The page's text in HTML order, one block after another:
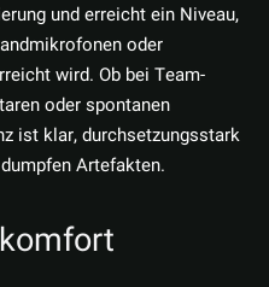
und erreicht ein Niveau,
oder
wird. Ob bei Team-
oder spontanen
ist klar, durchsetzungsstark
Artefakten.